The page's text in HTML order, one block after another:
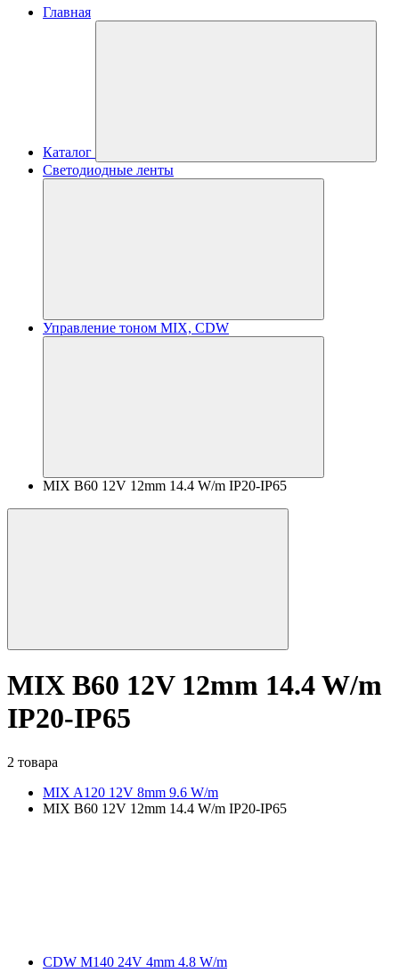
Главная
Каталог
Светодиодные ленты
Управление тоном MIX, CDW
MIX B60 12V 12mm 14.4 W/m IP20-IP65
MIX B60 12V 12mm 14.4 W/m
IP20-IP65
2 товара
MIX A120 12V 8mm 9.6 W/m
MIX B60 12V 12mm 14.4 W/m IP20-IP65
CDW M140 24V 4mm 4.8 W/m